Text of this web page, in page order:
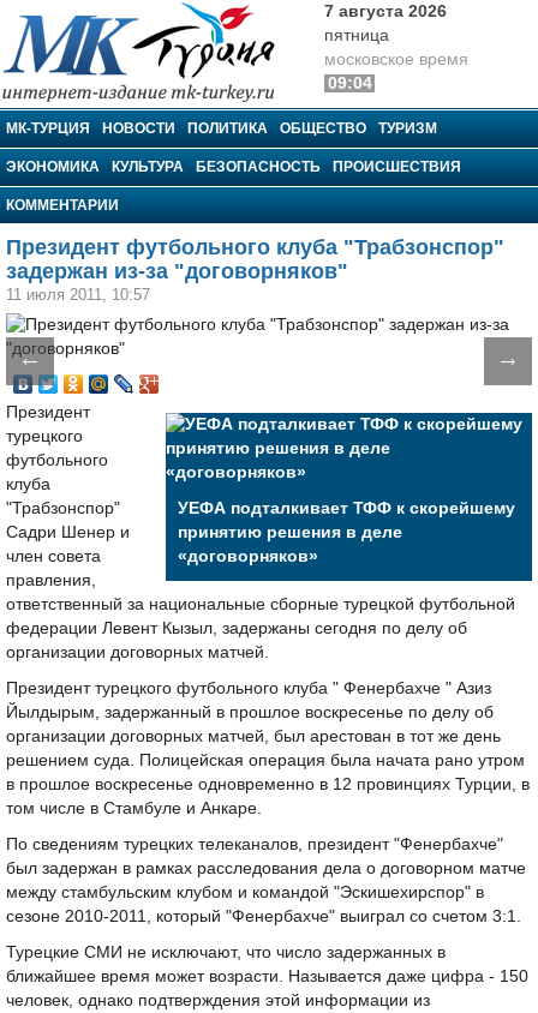
МК-Турция
7 августа 2026
пятница
московское время
09:04
МК-ТУРЦИЯ НОВОСТИ ПОЛИТИКА ОБЩЕСТВО ТУРИЗМ
ЭКОНОМИКА КУЛЬТУРА БЕЗОПАСНОСТЬ ПРОИСШЕСТВИЯ
КОММЕНТАРИИ
Президент футбольного клуба "Трабзонспор"
задержан из-за "договорняков"
11 июля 2011, 10:57
← →
УЕФА подталкивает ТФФ к скорейшему
принятию решения в деле
«договорняков»
Президент
турецкого
футбольного
клуба
"Трабзонспор"
Садри Шенер и
член совета
правления,
ответственный за национальные сборные турецкой футбольной
федерации Левент Кызыл, задержаны сегодня по делу об
организации договорных матчей.
Президент турецкого футбольного клуба " Фенербахче " Азиз
Йылдырым, задержанный в прошлое воскресенье по делу об
организации договорных матчей, был арестован в тот же день
решением суда. Полицейская операция была начата рано утром
в прошлое воскресенье одновременно в 12 провинциях Турции, в
том числе в Стамбуле и Анкаре.
По сведениям турецких телеканалов, президент "Фенербахче"
был задержан в рамках расследования дела о договорном матче
между стамбульским клубом и командой "Эскишехирспор" в
сезоне 2010-2011, который "Фенербахче" выиграл со счетом 3:1.
Турецкие СМИ не исключают, что число задержанных в
ближайшее время может возрасти. Называется даже цифра - 150
человек, однако подтверждения этой информации из